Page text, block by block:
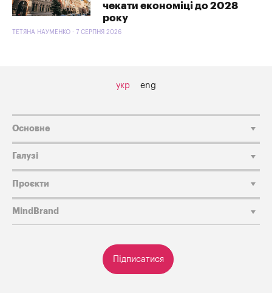
чекати економіці до 2028
року
ТЕТЯНА НАУМЕНКО - 7 СЕРПНЯ 2026
укр eng
Підписатися
Основне
Галузі
Проєкти
MindBrand